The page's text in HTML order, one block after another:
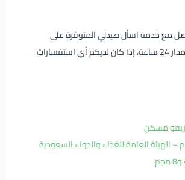
مع خدمة اسأل صيدلي المتوفرة على
تطبيق شفاء على مدار 24 ساعة، إذا كان لديكم أي استفسارات
مسكن
– الهيئة العامة للغذاء والدواء السعودية